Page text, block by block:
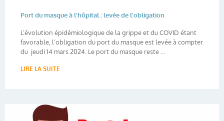
Port du masque à l’hôpital : levée de l’obligation
L’évolution épidémiologique de la grippe et du COVID étant
favorable, l’obligation du port du masque est levée à compter
du jeudi 14 mars 2024. Le port du masque reste ...
LIRE LA SUITE